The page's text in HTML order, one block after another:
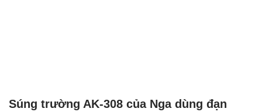
Súng trường AK-308 của Nga dùng đạn